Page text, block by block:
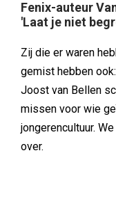
Fenix-auteur
'Laat je niet
Zij die er waren
gemist hebben
Joost van Bellen
missen voor wie
jongerencultuur.
over.